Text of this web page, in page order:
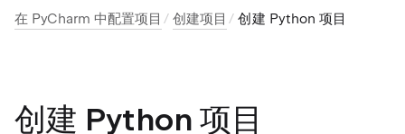
在 PyCharm 中配置项目 创建项目 创建 Python 项目
创建 Python 项目